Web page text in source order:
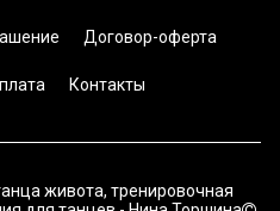
Договор-оферта
Контакты
живота, тренировочная